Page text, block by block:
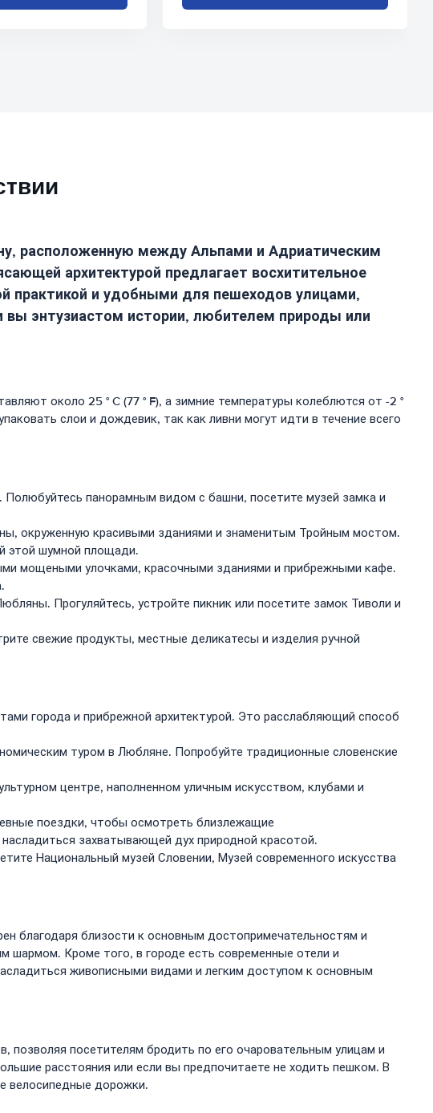
расположенную между Альпами и Адриатическим
архитектурой предлагает восхитительное
практикой и удобными для пешеходов улицами,
вы энтузиастом истории, любителем природы или
около 25 ° C (77 ° F), а зимние температуры колеблются от -2 °
слои и дождевик, так как ливни могут идти в течение всего
панорамным видом с башни, посетите музей замка и
окруженную красивыми зданиями и знаменитым Тройным мостом.
этой шумной площади.
мощеными улочками, красочными зданиями и прибрежными кафе.
Прогуляйтесь, устройте пикник или посетите замок Тиволи и
свежие продукты, местные деликатесы и изделия ручной
города и прибрежной архитектурой. Это расслабляющий способ
туром в Любляне. Попробуйте традиционные словенские
центре, наполненном уличным искусством, клубами и
поездки, чтобы осмотреть близлежащие
захватывающей дух природной красотой.
Национальный музей Словении, Музей современного искусства
благодаря близости к основным достопримечательностям и
шармом. Кроме того, в городе есть современные отели и
живописными видами и легким доступом к основным
посетителям бродить по его очаровательным улицам и
расстояния или если вы предпочитаете не ходить пешком. В
велосипедные дорожки.